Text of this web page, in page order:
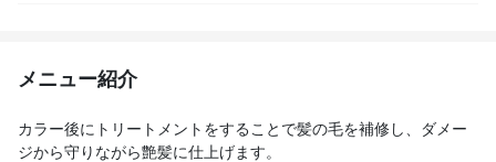
メニュー紹介
カラー後にトリートメントをすることで髪の毛を補修し、ダメー
ジから守りながら艶髪に仕上げます。